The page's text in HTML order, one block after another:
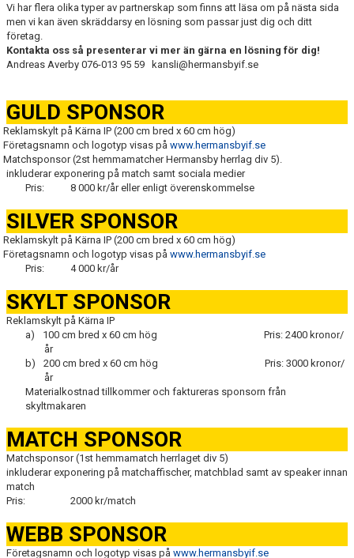
Vi har flera olika typer av partnerskap som finns att läsa om på nästa sida
men vi kan även skräddarsy en lösning som passar just dig och ditt
företag.
Kontakta oss så presenterar vi mer än gärna en lösning för dig!
Andreas Averby 076-013 95 59 kansli@hermansbyif.se
GULD SPONSOR
Reklamskylt på Kärna IP (200 cm bred x 60 cm hög)
Företagsnamn och logotyp visas på www.hermansbyif.se
Matchsponsor (2st hemmamatcher Hermansby herrlag div 5).
inkluderar exponering på match samt sociala medier
Pris:
8 000 kr/år eller enligt överenskommelse
SILVER SPONSOR
Reklamskylt på Kärna IP (200 cm bred x 60 cm hög)
Företagsnamn och logotyp visas på www.hermansbyif.se
Pris:
4 000 kr/år
SKYLT SPONSOR
Reklamskylt på Kärna IP
a)
100 cm bred x 60 cm hög
Pris: 2400 kronor/
år
b)
200 cm bred x 60 cm hög
Pris: 3000 kronor/
år
Materialkostnad tillkommer och faktureras sponsorn från
skyltmakaren
MATCH SPONSOR
Matchsponsor (1st hemmamatch herrlaget div 5)
inkluderar exponering på matchaffischer, matchblad samt av speaker innan
match
Pris:
2000 kr/match
WEBB SPONSOR
Företagsnamn och logotyp visas på www.hermansbyif.se